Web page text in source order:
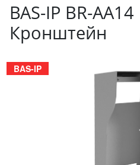
BAS-IP BR-AA14
Кронштейн
BAS-IP